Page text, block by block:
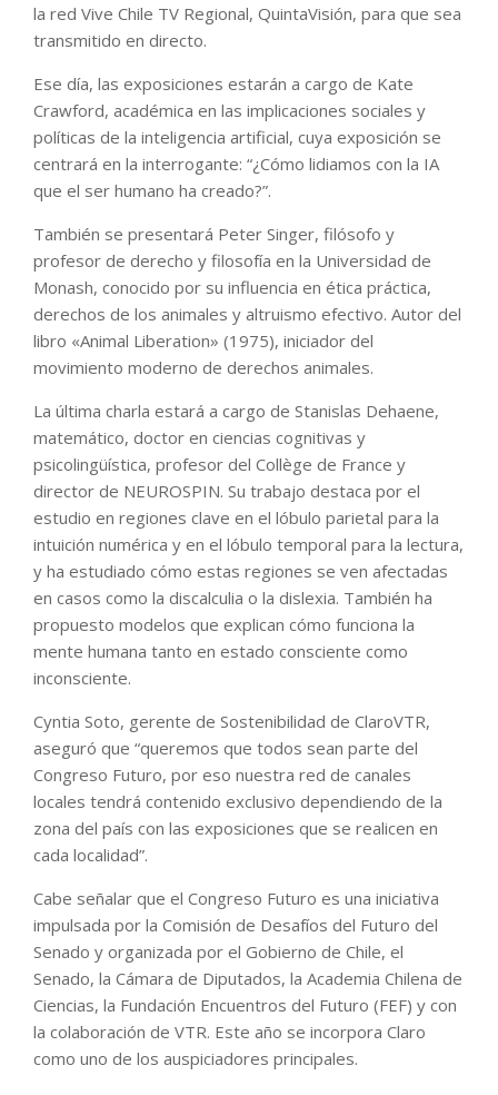
la red Vive Chile TV Regional, QuintaVisión, para que sea
transmitido en directo.
Ese día, las exposiciones estarán a cargo de Kate
Crawford, académica en las implicaciones sociales y
políticas de la inteligencia artificial, cuya exposición se
centrará en la interrogante: “¿Cómo lidiamos con la IA
que el ser humano ha creado?”.
También se presentará Peter Singer, filósofo y
profesor de derecho y filosofía en la Universidad de
Monash, conocido por su influencia en ética práctica,
derechos de los animales y altruismo efectivo. Autor del
libro «Animal Liberation» (1975), iniciador del
movimiento moderno de derechos animales.
La última charla estará a cargo de Stanislas Dehaene,
matemático, doctor en ciencias cognitivas y
psicolingüística, profesor del Collège de France y
director de NEUROSPIN. Su trabajo destaca por el
estudio en regiones clave en el lóbulo parietal para la
intuición numérica y en el lóbulo temporal para la lectura,
y ha estudiado cómo estas regiones se ven afectadas
en casos como la discalculia o la dislexia. También ha
propuesto modelos que explican cómo funciona la
mente humana tanto en estado consciente como
inconsciente.
Cyntia Soto, gerente de Sostenibilidad de ClaroVTR,
aseguró que “queremos que todos sean parte del
Congreso Futuro, por eso nuestra red de canales
locales tendrá contenido exclusivo dependiendo de la
zona del país con las exposiciones que se realicen en
cada localidad”.
Cabe señalar que el Congreso Futuro es una iniciativa
impulsada por la Comisión de Desafíos del Futuro del
Senado y organizada por el Gobierno de Chile, el
Senado, la Cámara de Diputados, la Academia Chilena de
Ciencias, la Fundación Encuentros del Futuro (FEF) y con
la colaboración de VTR. Este año se incorpora Claro
como uno de los auspiciadores principales.